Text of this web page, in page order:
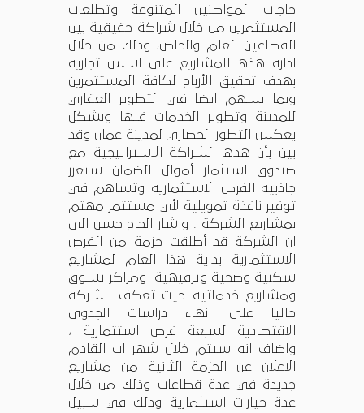
حاجات المواطنين المتنوعة وتطلعات
المستثمرين من خلال شراكة حقيقية بين
القطاعين العام والخاص، وذلك من خلال
ادارة هذه المشاريع على اسس تجارية
بهدف تحقيق الأرباح لكافة المستثمرين
وبما يسهم ايضا في التطوير العقاري
للمدينة وتطوير الخدمات فيها وبشكل
يعكس التطور الحضاري لمدينة عمان وقد
بين بأن هذه الشراكة الاستراتيجية مع
صندوق استثمار أموال الضمان ستعزز
جاذبية الفرص الاستثمارية وتساهم في
توفير نافذة تمويلية لأي مستثمر مهتم
بمشاريع الشركة . واشار الحاج حسن الى
ان الشركة قد أطلقت حزمة من الفرص
الاستثمارية بداية هذا العام لمشاريع
سكنية وصحية وترفيهية ومراكز تسوق
ومشاريع خدماتية حيث تعكف الشركة
حاليا على انهاء دراسات الجدوى
الاقتصادية لسبعة فرص استثمارية ،
واضاف انه سيتم خلال شهر اب القادم
الاعلان عن الحزمة الثانية من مشاريع
جديدة في عدة قطاعات وذلك من خلال
عدة خيارات استثمارية وذلك في سبيل